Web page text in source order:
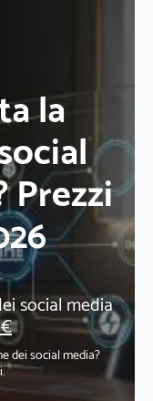
la
Prezzi
social media
dei social media?